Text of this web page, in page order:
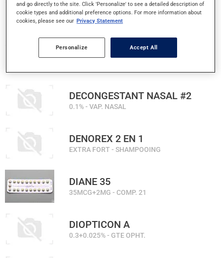
DECONGESTANT NASAL #1
0.05% - VAP. NASAL
DECONGESTANT NASAL #2
DECONGESTANT NASAL #2
0.1% - VAP. NASAL
DENOREX 2 EN 1
EXTRA FORT - SHAMPOOING
DIANE 35
35MCG+2MG - COMP. 21
DIOPTICON A
0.3+0.025% - GTE OPHT.
and go directly to the site. Click 'Personalize' to see a detailed description of
cookie types and additional preference options. For more information about
cookies, please see our Privacy Statement
Personalize Accept All